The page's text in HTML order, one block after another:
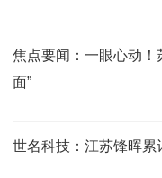
焦点要闻：一眼心动！
面”
世名科技：江苏锋晖